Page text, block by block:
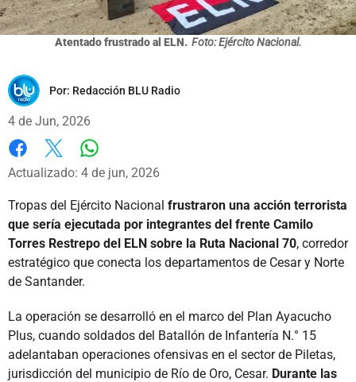
Atentado frustrado al ELN. Foto: Ejército Nacional.
Por: Redacción BLU Radio
4 de Jun, 2026
Facebook
X
Actualizado: 4 de jun, 2026
Tropas del Ejército Nacional frustraron una acción terrorista
que sería ejecutada por integrantes del frente Camilo
Torres Restrepo del ELN sobre la Ruta Nacional 70, corredor
estratégico que conecta los departamentos de Cesar y Norte
de Santander.
La operación se desarrolló en el marco del Plan Ayacucho
Plus, cuando soldados del Batallón de Infantería N.° 15
adelantaban operaciones ofensivas en el sector de Piletas,
jurisdicción del municipio de Río de Oro, Cesar. Durante las